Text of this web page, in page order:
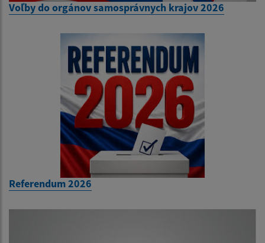
Voľby do orgánov samosprávnych krajov 2026
Referendum 2026